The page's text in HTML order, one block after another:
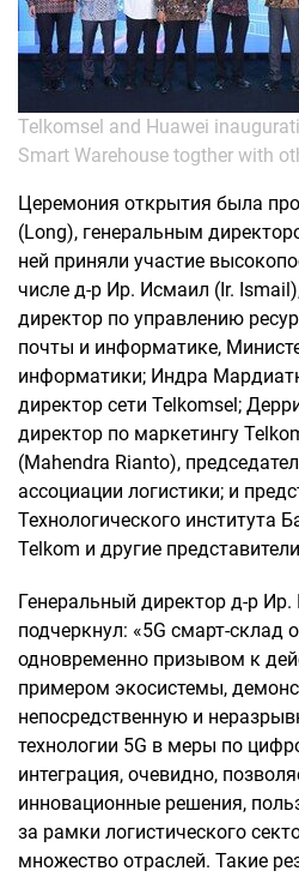
Telkomsel and Huawei
Smart Warehouse togther with
Церемония открытия была
(Long), генеральным
ней приняли участие
числе д-р Ир. Исмаил (Ir.
директор по управлению
почты и информатике,
информатики; Индра
директор сети Telkomsel;
директор по маркетингу
(Mahendra Rianto),
ассоциации логистики; и
Технологического института
Telkom и другие
Генеральный директор д-р
подчеркнул: «5G смарт-склад
одновременно призывом к
примером экосистемы,
непосредственную и
технологии 5G в меры по
интеграция, очевидно,
инновационные решения,
за рамки логистического
множество отраслей. Такие